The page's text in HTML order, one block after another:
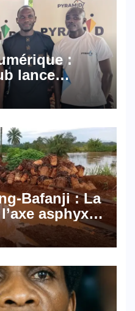
:
lance
et Pyramid
Bafanji : La
asphyxie